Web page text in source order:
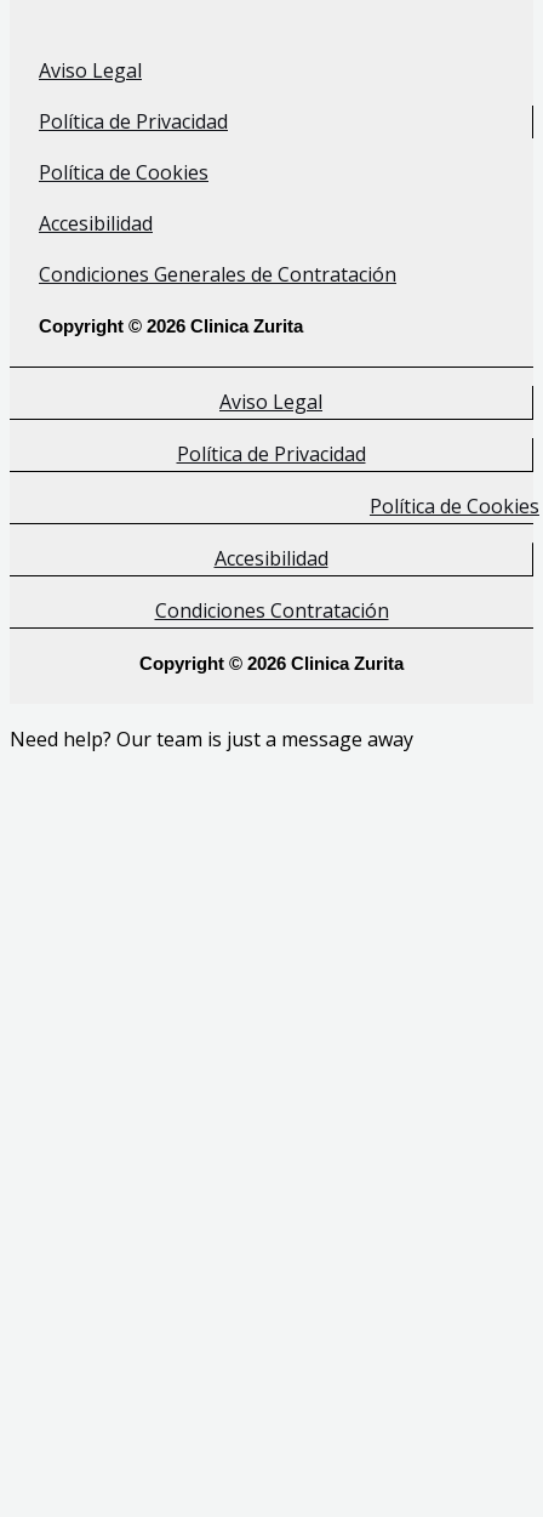
Aviso Legal
Política de Privacidad
Política de Cookies
Accesibilidad
Condiciones Generales de Contratación
Copyright © 2026 Clinica Zurita
Aviso Legal
Política de Privacidad
Política de Cookies
Accesibilidad
Condiciones Contratación
Copyright © 2026 Clinica Zurita
Need help? Our team is just a message away